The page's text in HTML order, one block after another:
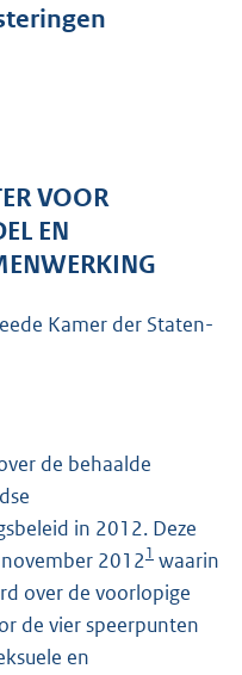
s
e
:
4
b
VOOR
EN
Kamer der Staten-
de behaalde
in 2012. Deze
20121 waarin
over de voorlopige
de vier speerpunten
en